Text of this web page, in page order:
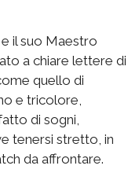
il suo Maestro
a chiare lettere di
quello di
e tricolore,
di sogni,
tenersi stretto, in
da affrontare.